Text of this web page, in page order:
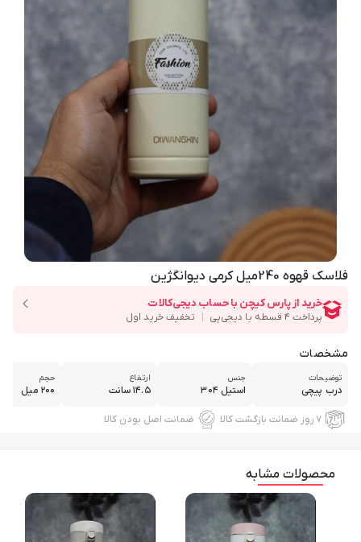
فلاسک قهوه 240میل کرمی دیوانگژین
مشخصات
توضیحات
درب پیچی
جنس
استیل ۳۰۴
ارتفاع
۱۴.۵ سانت
حجم
۲۰۰ میل
۷ روز ضمانت بازگشت کالا ضمانت اصل بودن کالا
محصولات مشابه